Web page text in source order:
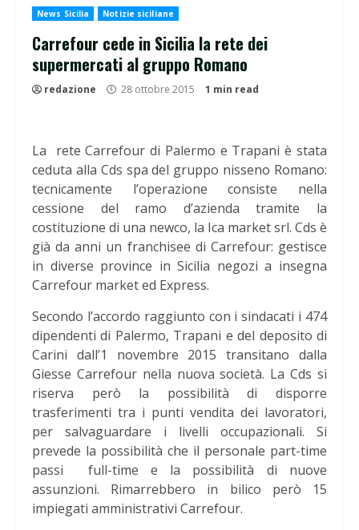
News Sicilia Notizie siciliane
Carrefour cede in Sicilia la rete dei
supermercati al gruppo Romano
redazione 28 ottobre 2015 1 min read
La rete Carrefour di Palermo e Trapani è stata
ceduta alla Cds spa del gruppo nisseno Romano:
tecnicamente l’operazione consiste nella
cessione del ramo d’azienda tramite la
costituzione di una newco, la Ica market srl. Cds è
già da anni un franchisee di Carrefour: gestisce
in diverse province in Sicilia negozi a insegna
Carrefour market ed Express.
Secondo l’accordo raggiunto con i sindacati i 474
dipendenti di Palermo, Trapani e del deposito di
Carini dall’1 novembre 2015 transitano dalla
Giesse Carrefour nella nuova società. La Cds si
riserva però la possibilità di disporre
trasferimenti tra i punti vendita dei lavoratori,
per salvaguardare i livelli occupazionali. Si
prevede la possibilità che il personale part-time
passi full-time e la possibilità di nuove
assunzioni. Rimarrebbero in bilico però 15
impiegati amministrativi Carrefour.